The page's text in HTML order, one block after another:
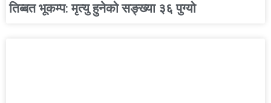
तिब्बत भूकम्प: मृत्यु हुनेको सङ्ख्या ३६ पुग्यो